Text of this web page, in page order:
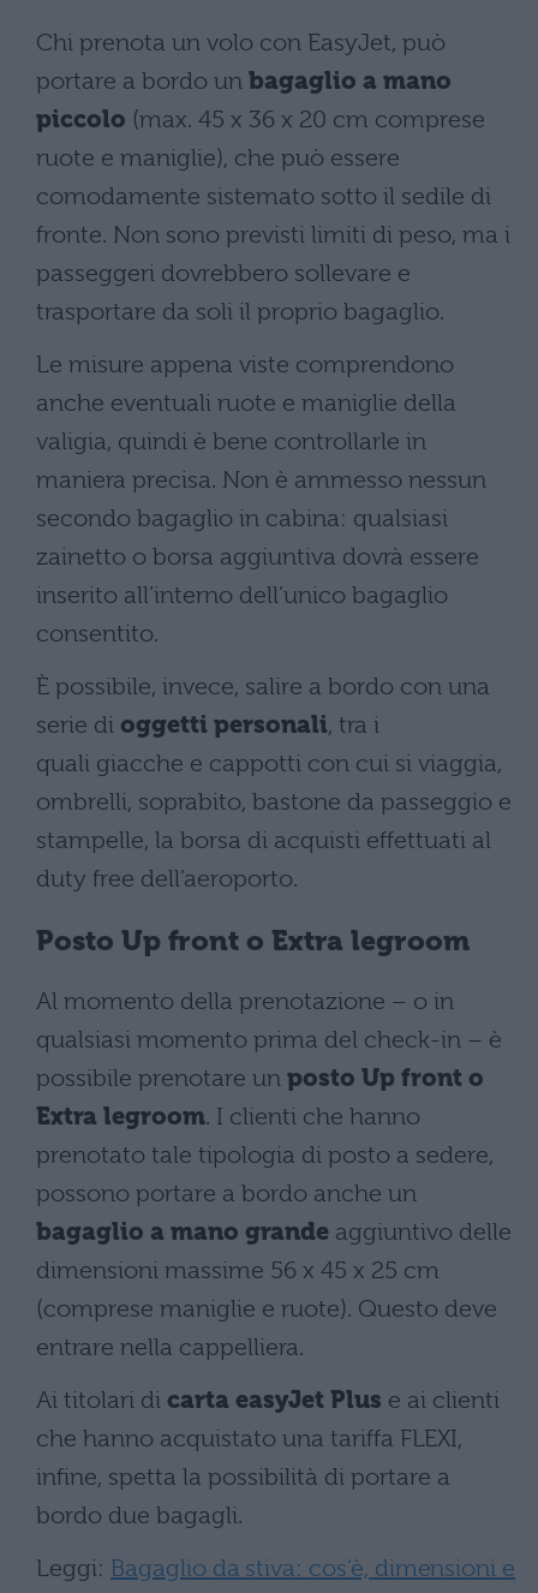
Chi prenota un volo con EasyJet, può
portare a bordo un bagaglio a mano
piccolo (max. 45 x 36 x 20 cm comprese
ruote e maniglie), che può essere
comodamente sistemato sotto il sedile di
fronte. Non sono previsti limiti di peso, ma i
passeggeri dovrebbero sollevare e
trasportare da soli il proprio bagaglio.
Le misure appena viste comprendono
anche eventuali ruote e maniglie della
valigia, quindi è bene controllarle in
maniera precisa. Non è ammesso nessun
secondo bagaglio in cabina: qualsiasi
zainetto o borsa aggiuntiva dovrà essere
inserito all’interno dell’unico bagaglio
consentito.
È possibile, invece, salire a bordo con una
serie di oggetti personali, tra i
quali giacche e cappotti con cui si viaggia,
ombrelli, soprabito, bastone da passeggio e
stampelle, la borsa di acquisti effettuati al
duty free dell’aeroporto.
Posto Up front o Extra legroom
Al momento della prenotazione – o in
qualsiasi momento prima del check-in – è
possibile prenotare un posto Up front o
Extra legroom. I clienti che hanno
prenotato tale tipologia di posto a sedere,
possono portare a bordo anche un
bagaglio a mano grande aggiuntivo delle
dimensioni massime 56 x 45 x 25 cm
(comprese maniglie e ruote). Questo deve
entrare nella cappelliera.
Ai titolari di carta easyJet Plus e ai clienti
che hanno acquistato una tariffa FLEXI,
infine, spetta la possibilità di portare a
bordo due bagagli.
Leggi: Bagaglio da stiva: cos’è, dimensioni e